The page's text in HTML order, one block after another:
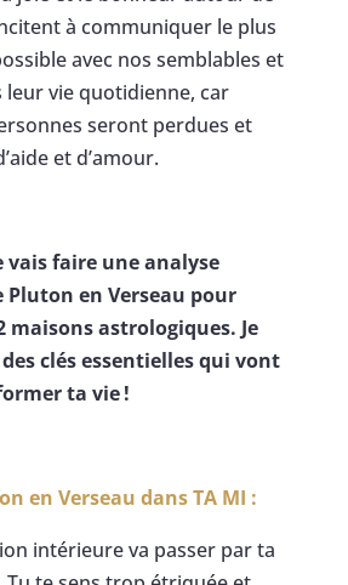
à communiquer le plus
avec nos semblables et
leur vie quotidienne, car
seront perdues et
et d’amour.
faire une analyse
Pluton en Verseau pour
maisons astrologiques. Je
clés essentielles qui vont
ta vie !
en Verseau dans TA MI :
intérieure va passer par ta